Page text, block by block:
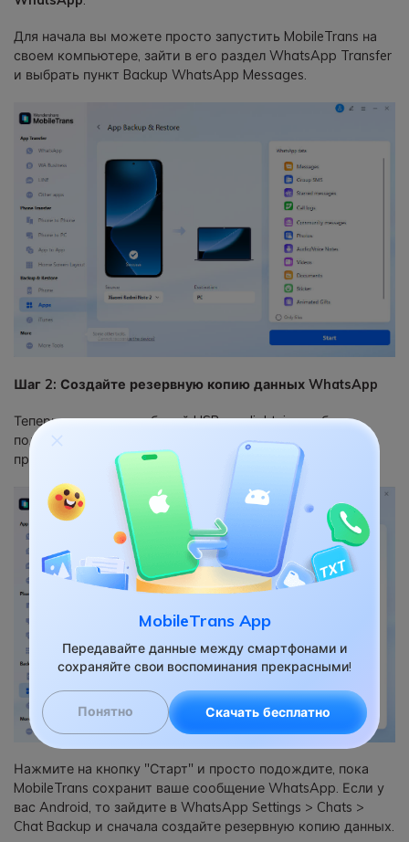
Для начала вы можете просто запустить MobileTrans на
своем компьютере, зайти в его раздел WhatsApp Transfer
и выбрать пункт Backup WhatsApp Messages.
Шаг 2: Создайте резервную копию данных WhatsApp
Теперь, используя рабочий USB или lightning-кабель,
подключите смартфон к компьютеру и позвольте
приложению обнаружить его.
Нажмите на кнопку "Старт" и просто подождите, пока
MobileTrans сохранит ваше сообщение WhatsApp. Если у
вас Android, то зайдите в WhatsApp Settings > Chats >
Chat Backup и сначала создайте резервную копию данных.
MobileTrans App
Передавайте данные между смартфонами и
сохраняйте свои воспоминания прекрасными!
Понятно Скачать бесплатно